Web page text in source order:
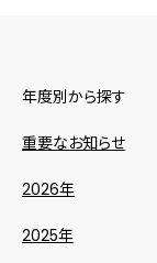
年度別から探す
重要なお知らせ
2026年
2025年